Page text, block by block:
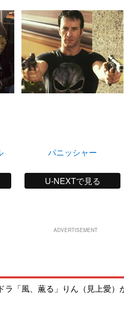
パニッシャー
U-NEXTで見る
ADVERTISEMENT
ラ「風、薫る」りん（見上愛）